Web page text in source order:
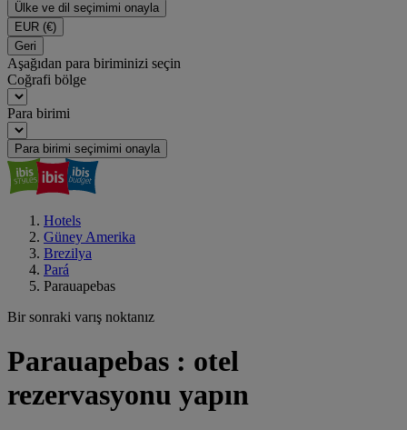
Ülke ve dil seçimimi onayla
EUR (€)
Geri
Aşağıdan para biriminizi seçin
Coğrafi bölge
Para birimi
Para birimi seçimimi onayla
Hotels
Güney Amerika
Brezilya
Pará
Parauapebas
Bir sonraki varış noktanız
Parauapebas : otel
rezervasyonu yapın